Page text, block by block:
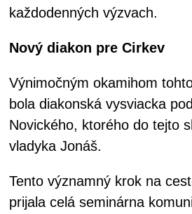
každodenných výzvach.
Nový diakon pre Cirkev
Výnimočným okamihom
bola diakonská vysviacka
Novického, ktorého do tejto
vladyka Jonáš.
Tento významný krok na
prijala celá seminárna